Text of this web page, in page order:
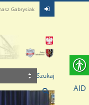
Gabrysiak
Szukaj
AID